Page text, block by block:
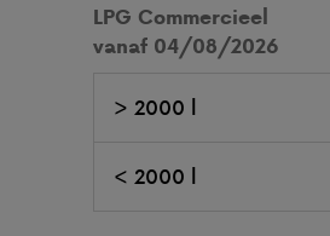
LPG Commercieel
vanaf 04/08/2026
> 2000 l
< 2000 l